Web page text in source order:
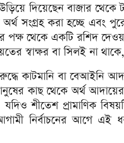
দিয়েছেন বাজার থেকে
সংগ্রহ করা হচ্ছে এবং
থেকে একটি রশিদ
স্বাক্ষর বা সিলই না
কাটমানি বা বেআইনি
কাছ থেকে অর্থ
যদিও শীতেশ প্রামাণিক
নির্বাচনের আগে এই